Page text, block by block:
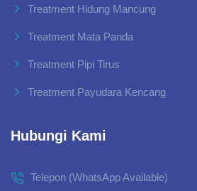
Treatment Hidung Mancung
Treatment Mata Panda
Treatment Pipi Tirus
Treatment Payudara Kencang
Hubungi Kami
Telepon (WhatsApp Available)